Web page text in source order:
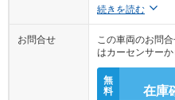
続きを読む
お問合せ
この車両のお問
はカーセンサーか
無
料 在庫